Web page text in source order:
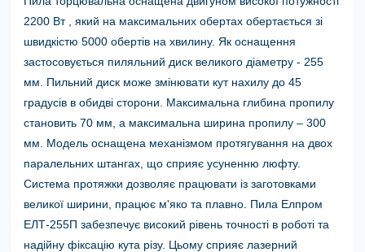
2200 Вт, який на максимальних обертах обертається зі
швидкістю 5000 обертів на хвилину. Як оснащення
застосовується пиляльний диск великого діаметру - 255
мм. Пильний диск може змінювати кут нахилу до 45
градусів в обидві сторони. Максимальна глибина пропилу
становить 70 мм, а максимальна ширина пропилу – 300
мм. Модель оснащена механізмом протягування на двох
паралельних штангах, що сприяє усуненню люфту.
Система протяжки дозволяє працювати із заготовками
великої ширини, працює м'яко та плавно. Пила Елпром
ЕЛТ-255П забезпечує високий рівень точності в роботі та
надійну фіксацію кута різу. Цьому сприяє лазерний